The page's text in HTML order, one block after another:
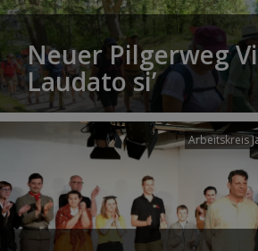
Neuer Pilgerweg
Laudato si’
Arbeitskreis